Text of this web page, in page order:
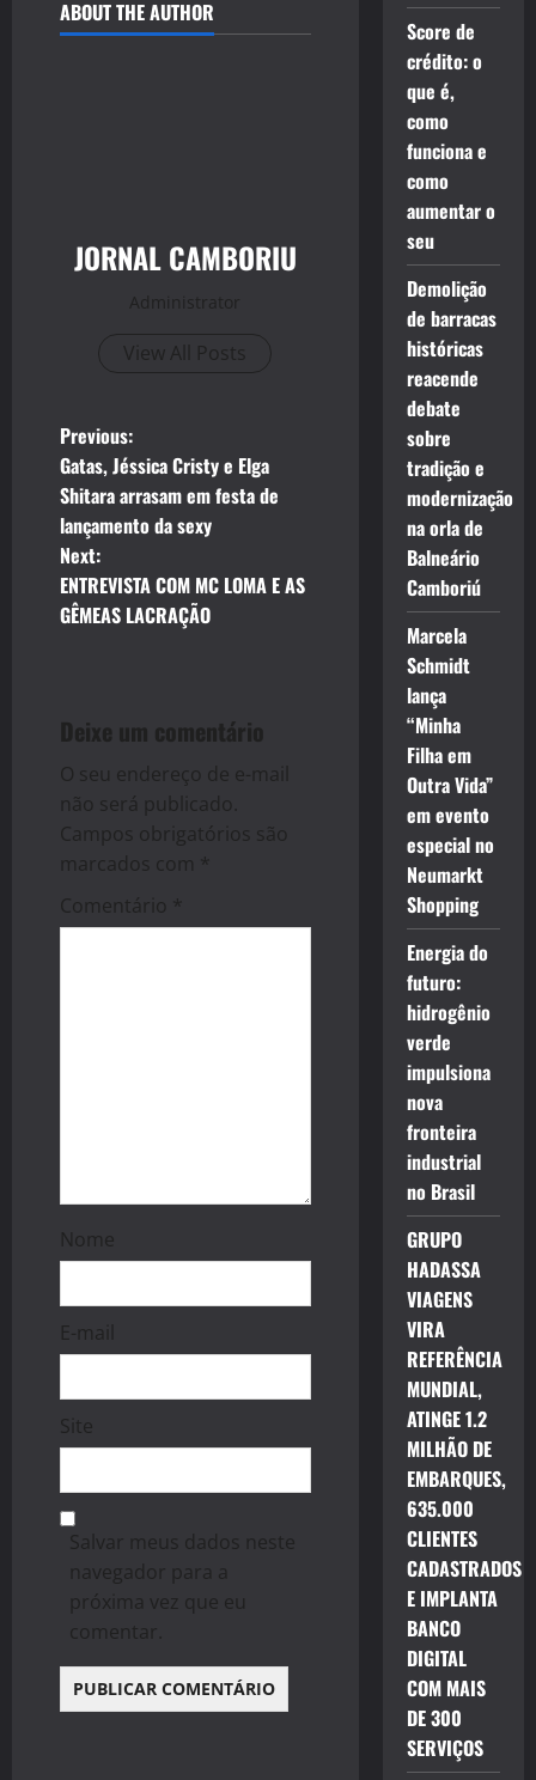
ABOUT THE AUTHOR
JORNAL CAMBORIU
Administrator
View All Posts
P
o
s
t
v
i
g
a
t
Previous:
Gatas, Jéssica Cristy e Elga
Shitara arrasam em festa de
lançamento da sexy
Next:
ENTREVISTA COM MC LOMA E AS
GÊMEAS LACRAÇÃO
Deixe um comentário
O seu endereço de e-mail
não será publicado.
Campos obrigatórios são
marcados com *
Comentário *
Nome
E-mail
Site
Salvar meus dados neste
navegador para a
próxima vez que eu
comentar.
Score de
crédito: o
que é,
como
funciona e
como
aumentar o
seu
Demolição
de barracas
históricas
reacende
debate
sobre
tradição e
modernização
na orla de
Balneário
Camboriú
Marcela
Schmidt
lança
“Minha
Filha em
Outra Vida”
em evento
especial no
Neumarkt
Shopping
Energia do
futuro:
hidrogênio
verde
impulsiona
nova
fronteira
industrial
no Brasil
GRUPO
HADASSA
VIAGENS
VIRA
REFERÊNCIA
MUNDIAL,
ATINGE 1.2
MILHÃO DE
EMBARQUES,
635.000
CLIENTES
CADASTRADOS
E IMPLANTA
BANCO
DIGITAL
COM MAIS
DE 300
SERVIÇOS